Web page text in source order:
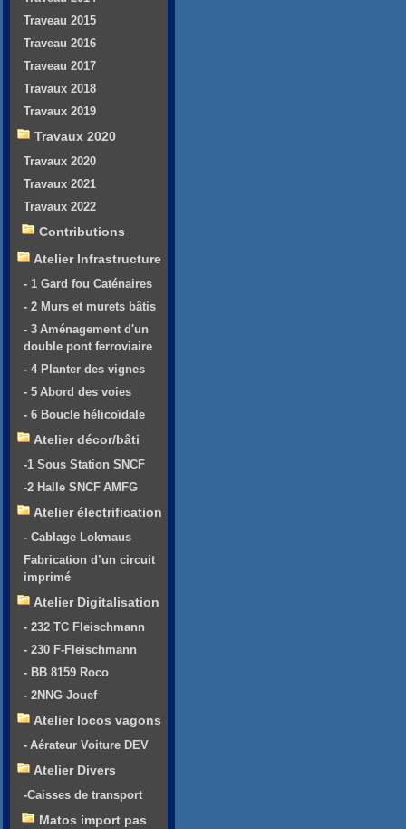
Traveau 2015
Traveau 2016
Traveau 2017
Travaux 2018
Travaux 2019
Travaux 2020
Travaux 2020
Travaux 2021
Travaux 2022
Contributions
Atelier Infrastructure
- 1 Gard fou Caténaires
- 2 Murs et murets bâtis
- 3 Aménagement d'un
double pont ferroviaire
- 4 Planter des vignes
- 5 Abord des voies
- 6 Boucle hélicoïdale
Atelier décor/bâti
-1 Sous Station SNCF
-2 Halle SNCF AMFG
Atelier électrification
- Cablage Lokmaus
Fabrication d’un circuit
imprimé
Atelier Digitalisation
- 232 TC Fleischmann
- 230 F-Fleischmann
- BB 8159 Roco
- 2NNG Jouef
Atelier locos vagons
- Aérateur Voiture DEV
Atelier Divers
-Caisses de transport
Matos import pas